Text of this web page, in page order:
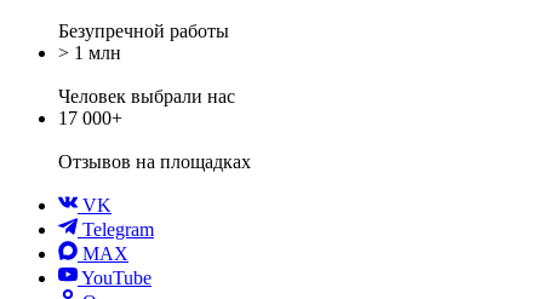
Безупречной работы
> 1 млн
Человек выбрали нас
17 000+
Отзывов на площадках
VK
Telegram
MAX
YouTube